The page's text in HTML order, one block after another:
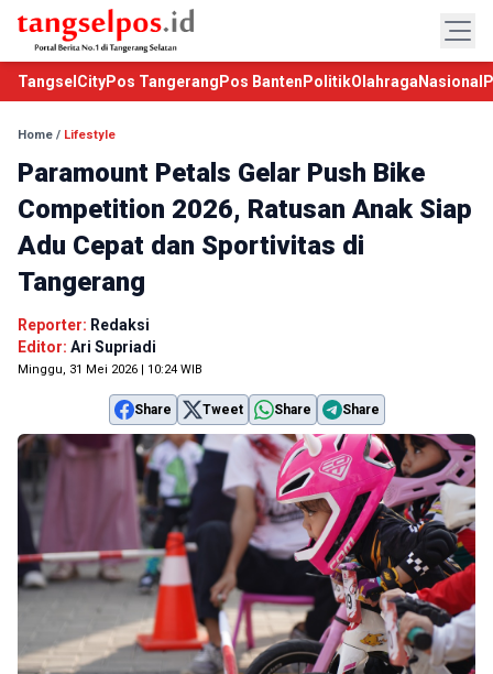
TangselCityPos Tangerang Pos Banten PolitikOlahraga Nasional
Home / Lifestyle
Paramount Petals Gelar Push Bike
Competition 2026, Ratusan Anak Siap
Adu Cepat dan Sportivitas di
Tangerang
Reporter: Redaksi
Editor: Ari Supriadi
Minggu, 31 Mei 2026 | 10:24 WIB
Share Tweet Share Share